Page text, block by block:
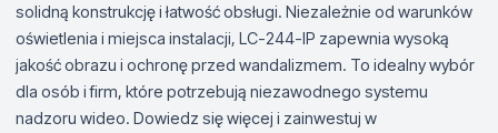
solidną konstrukcję i łatwość obsługi. Niezależnie od warunków
oświetlenia i miejsca instalacji, LC-244-IP zapewnia wysoką
jakość obrazu i ochronę przed wandalizmem. To idealny wybór
dla osób i firm, które potrzebują niezawodnego systemu
nadzoru wideo. Dowiedz się więcej i zainwestuj w